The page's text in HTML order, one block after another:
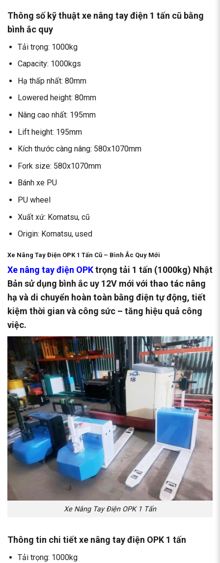
Thông số kỹ thuật xe nâng tay điện 1 tấn cũ bằng
bình ắc quy
Tải trọng: 1000kg
Capacity: 1000kgs
Hạ thấp nhất: 80mm
Lowered height: 80mm
Nâng cao nhất: 195mm
Lift height: 195mm
Kích thước càng nâng: 580x1070mm
Fork size: 580x1070mm
Bánh xe PU
PU wheel
Xuất xứ: Komatsu, cũ
Origin: Komatsu, used
Xe Nâng Tay Điện OPK 1 Tấn Cũ – Bình Ắc Quy Mới
Xe nâng tay điện OPKtrọng tải 1 tấn (1000kg) Nhật
Bản sử dụng bình ắc uy 12V mới với thao tác nâng
hạ và di chuyển hoàn toàn bằng điện tự động, tiết
kiệm thời gian và công sức – tăng hiệu quả công
việc.
Xe Nâng Tay Điện OPK 1 Tấn
Thông tin chi tiết xe nâng tay điện OPK 1 tấn
Tải trọng: 1000kg